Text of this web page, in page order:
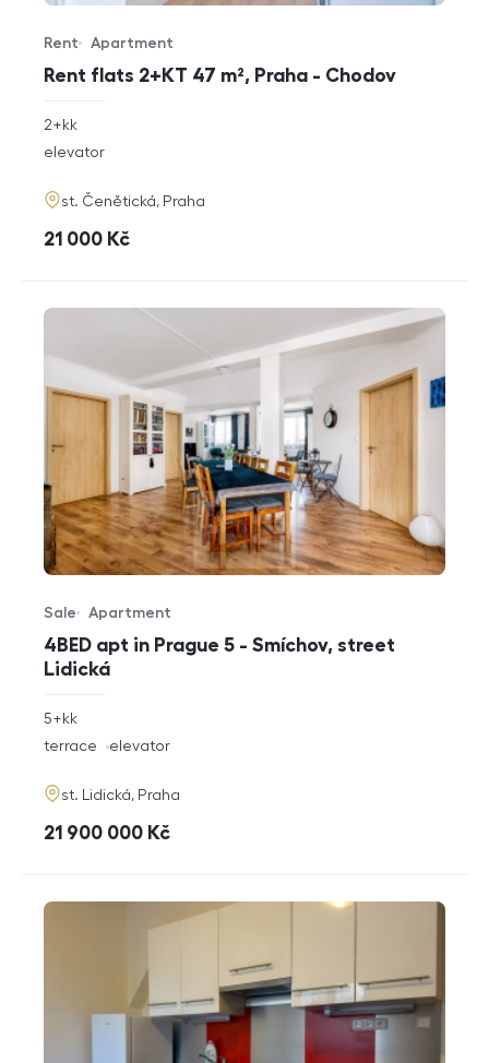
Rent flats 2+KT 47 m², Praha - Chodov
Offer type
Rent
Property type
Apartment
rozměry
disposition
2+kk
funkce
elevator
adresa
st. Čenětická, Praha
cena
21 000 Kč
4BED apt in Prague 5 - Smíchov, street
Lidická
Offer type
Sale
Property type
Apartment
rozměry
5+kk
funkce
terrace elevator
adresa
st. Lidická, Praha
cena
21 900 000 Kč